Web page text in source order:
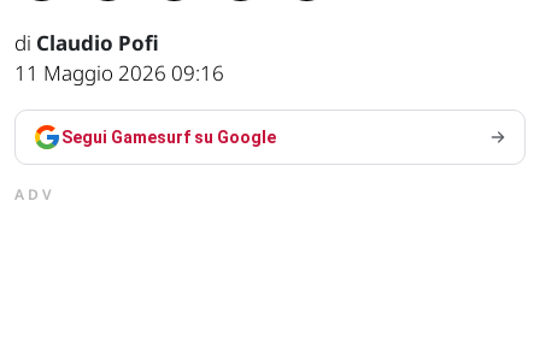
di Claudio Pofi
11 Maggio 2026 09:16
Segui Gamesurf su Google
ADV